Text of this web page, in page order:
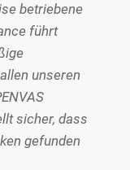
betriebene
führt
unseren
sicher, dass
gefunden